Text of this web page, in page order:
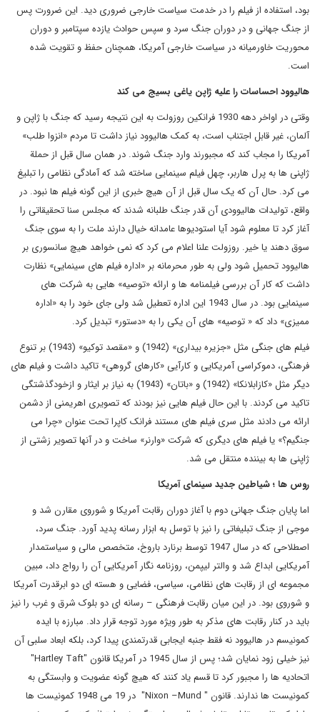
بود، استفاده از فیلم را در خدمت سیاست خارجی ضروری دید. این ضرورت پس
از جنگ جهانی و در دوران جنگ سرد و سپس حوادث یازده سپتامبر و دوران
محوریت خاورمیانه در سیاست خارجی آمریکا، همچنان حفظ و تقویت شده
است.
هالیوود احساسات را علیه ژاپن یاغی بسیج می کند
وقتی در اواخر دهه 1930 فرانکین روزولت به این نتیجه رسید که جنگ با ژاپن و
آلمان، غیر قابل اجتناب است، به کمک هالیوود نیاز داشت تا مردم «انزوا طلب»
آمریکا را مجاب کند که مجبورند وارد جنگ شوند. در همان سال قبل از حملة
ژاپنی ها به پرل هاربر، چهل فیلم سینمایی ساخته شد که آمادگی نظامی را تبلیغ
می کرد. حال آن که یک سال قبل از آن هیچ خبری از این گونه فیلم ها نبود. در
واقع، تولیدات هالیوودی آن قدر جنگ طلبانه شدند که مجلس سنا تحقیقاتی را
آغاز کرد تا معلوم شود آیا استودیوها عامدانه خیال دارند ملت را به سوی جنگ
سوق دهند یا خیر. روزولت علنا اعلام می کرد که نمی خواهد هیچ سانسوری بر
هالیوود تحمیل شود ولی به طور محرمانه بر «اداره فیلم های سینمایی» نظارت
داشت که کار آن بررسی فیلمنامه ها و ارائه «توصیه» هایی به شرکت های
سینمایی بود. در سال 1943 این اداره تعطیل شد ولی جای خود را به «اداره
ممیزی» داد که « توصیه» های آن یکی را به «دستور» تبدیل کرد.
فیلم های جنگی مثل «جزیره بیداری» (1942) و «مقصد توکیو» (1943) بر تنوع
فرهنگی، دموکراسی آمریکایی و کارآیی «کارهای گروهی» تاکید داشت و فیلم های
دیگر مثل «کازابلانکا» (1942) و «باتان» (1943) به نیاز بر ایثار و ازخودگذشتگی
تاکید می کردند. با این حال فیلم هایی نیز بودند که تصویری اهریمنی از دشمن
ارائه می دادند مثل سری فیلم های مستند فرانک کاپرا تحت عنوان «چرا می
جنگیم؟» یا فیلم های دیگری که شرکت «وارنر» ساخت و در آنها تصویر زشتی از
ژاپنی ها به بیننده منتقل می شد.
روس ها ؛ شیاطین جدید سینمای آمریکا
اما پایان جنگ جهانی دوم با آغاز دوران رقابت آمریکا و شوروی مقارن شد و
موجی از جنگ تبلیغاتی را نیز با توسل به ابزار رسانه پدید آورد. جنگ سرد،
اصطلاحی که در سال 1947 توسط برنارد باروخ، متخصص مالی و سیاستمدار
آمریکایی ابداع شد و والتر لیپمن، روزنامه نگار آمریکایی آن را رواج داد، مبین
مجموعه ای از رقابت های نظامی، سیاسی، فضایی و هسته ای دو ابرقدرت آمریکا
و شوروی بود. در این میان رقابت فرهنگی – رسانه ای دو بلوک شرق و غرب را نیز
باید در کنار رقابت های مذکر به طور ویژه مورد توجه قرار داد. مبارزه با ایده
کمونیسم در هالیوود نه فقط جنبه ایجابی قدرتمندی پیدا کرد، بلکه ابعاد سلبی آن
نیز خیلی زود نمایان شد؛ پس از سال 1945 در آمریکا قانون "
Hartley Taft
"
اتحادیه ها را مجبور کرد تا قسم یاد کنند که هیچ گونه عضویت و وابستگی به
کمونیست ها ندارند. قانون " Nixon –Mund
" در 19 می 1948 کمونیست ها